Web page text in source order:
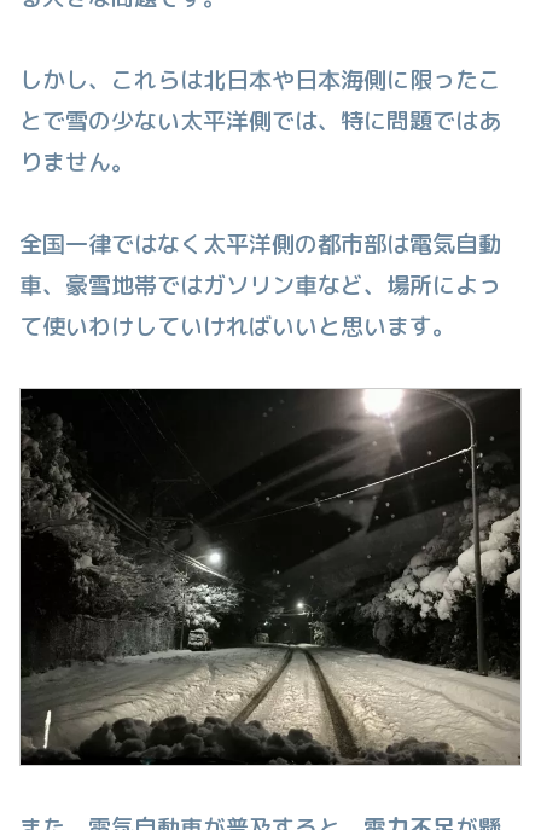
しかし、これらは北日本や日本海側に限ったこ
とで雪の少ない太平洋側では、特に問題ではあ
りません。
全国一律ではなく太平洋側の都市部は電気自動
車、豪雪地帯ではガソリン車など、場所によっ
て使いわけしていければいいと思います。